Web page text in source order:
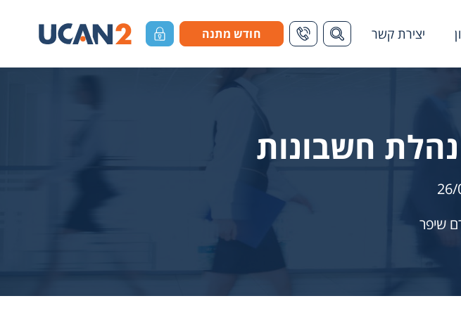
יצירת קשר הצג שדה חיפוש1-700-700-655
חודש מתנה כניסת לקוחות
חשבונות
שיפר